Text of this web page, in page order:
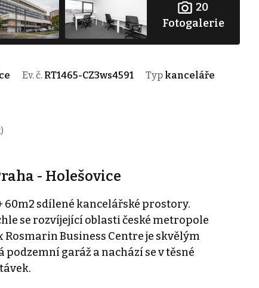
20
Fotogalerie
Ev. č. RT1465-CZ3ws4591 Typ kanceláře
- Holešovice
60m2 sdílené kancelářské prostory.
se rozvíjející oblasti české metropole
Business Centre je skvělým
garáž a nachází se v těsné